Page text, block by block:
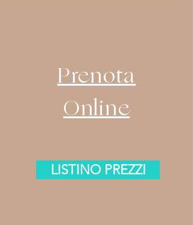
Prenota
Online
LISTINO PREZZI